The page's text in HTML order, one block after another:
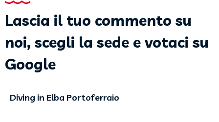
Lascia il tuo commento su
noi, scegli la sede e votaci su
Google
Diving in Elba Portoferraio